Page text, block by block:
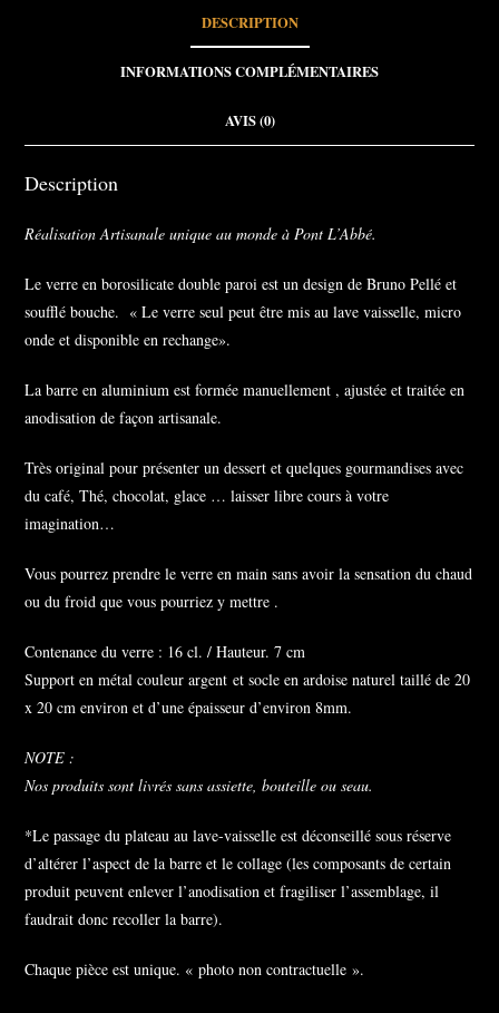
DESCRIPTION
INFORMATIONS COMPLÉMENTAIRES
AVIS (0)
Description
Réalisation Artisanale unique au monde à Pont L’Abbé.
Le verre en borosilicate double paroi est un design de Bruno Pellé et
soufflé bouche. « Le verre seul peut être mis au lave vaisselle, micro
onde et disponible en rechange».
La barre en aluminium est formée manuellement , ajustée et traitée en
anodisation de façon artisanale.
Très original pour présenter un dessert et quelques gourmandises avec
du café, Thé, chocolat, glace … laisser libre cours à votre
imagination…
Vous pourrez prendre le verre en main sans avoir la sensation du chaud
ou du froid que vous pourriez y mettre .
Contenance du verre : 16 cl. / Hauteur. 7 cm
Support en métal couleur argent et socle en ardoise naturel taillé de 20
x 20 cm environ et d’une épaisseur d’environ 8mm.
NOTE :
Nos produits sont livrés sans assiette, bouteille ou seau.
*Le passage du plateau au lave-vaisselle est déconseillé sous réserve
d’altérer l’aspect de la barre et le collage (les composants de certain
produit peuvent enlever l’anodisation et fragiliser l’assemblage, il
faudrait donc recoller la barre).
Chaque pièce est unique. « photo non contractuelle ».